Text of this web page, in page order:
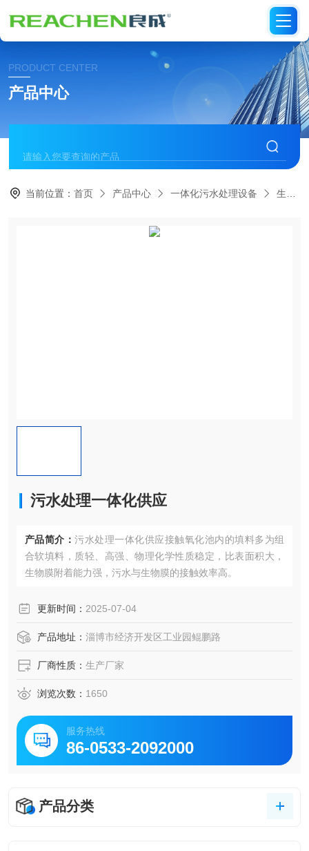
PRODUCT CENTER
产品中心
当前位置：首页 产品中心 一体化污水处理设备 生活一体化污水处理设备
污水处理一体化供应
产品简介： 污水处理一体化供应接触氧化池内的填料多为组
合软填料，质轻、高强、物理化学性质稳定，比表面积大，
生物膜附着能力强，污水与生物膜的接触效率高。
更新时间： 2025-07-04
产品地址： 淄博市经济开发区工业园鲲鹏路
厂商性质： 生产厂家
浏览次数： 1650
服务热线
86-0533-2092000
产品分类